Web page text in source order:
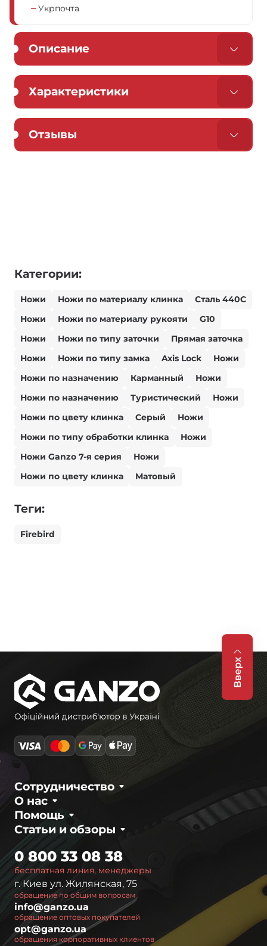
Укрпочта
Описание
Характеристики
Отзывы
Категории:
Ножи Ножи по материалу клинка
Сталь 440С
Ножи
Ножи по материалу рукояти
G10
Ножи
Ножи по типу заточки
Прямая заточка
Ножи
Ножи по типу замка Axis Lock
Ножи
Ножи по назначению
Карманный
Ножи
Ножи по назначению
Туристический
Ножи
Ножи по цвету клинка
Серый
Ножи
Ножи по типу обработки клинка
Ножи
Ножи Ganzo 7-я серия
Ножи
Ножи по цвету клинка
Матовый
Теги:
Firebird
Вверх
О нас
Сотрудничество
Статьи и обзоры
Помощь
бесплатная линия, менеджеры
0 800 33 08 38
г. Киев ул. Жилянская, 75
обращение по общим вопросам
info@ganzo.ua
обращение оптовых покупателей
opt@ganzo.ua
обращения корпоративных клиентов